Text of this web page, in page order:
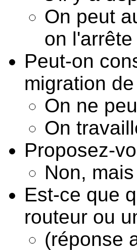
On peut
on
Peut-on
migration
On ne
On
Proposez-
Non,
Est-ce que
routeur ou
(réponse